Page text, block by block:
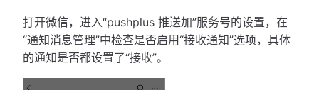
打开微信，进入“pushplus 推送加”服务号的设置，在
“通知消息管理”中检查是否启用“接收通知”选项，具体
的通知是否都设置了“接收”。